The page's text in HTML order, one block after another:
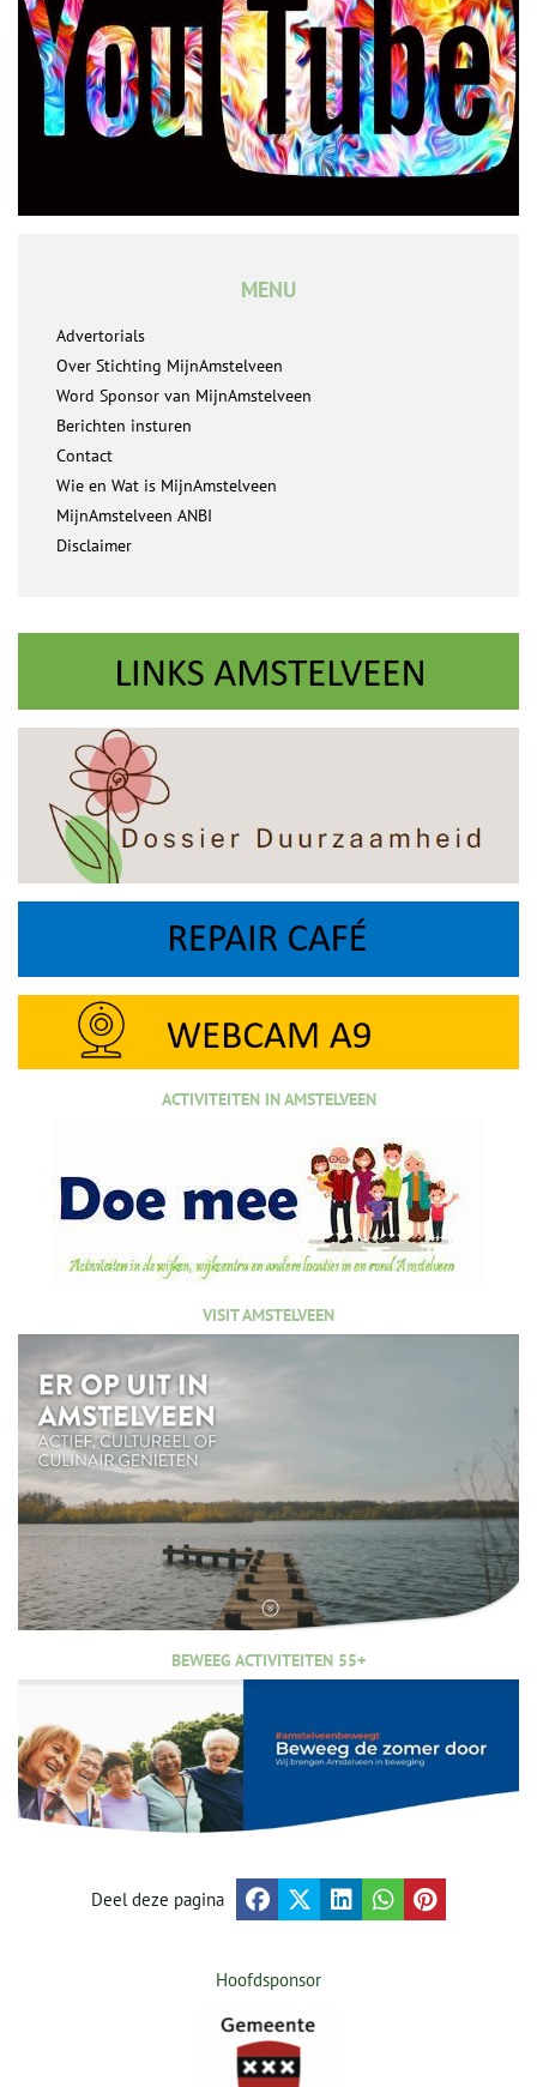
MENU
Advertorials
Over Stichting MijnAmstelveen
Word Sponsor van MijnAmstelveen
Berichten insturen
Contact
Wie en Wat is MijnAmstelveen
MijnAmstelveen ANBI
Disclaimer
ACTIVITEITEN IN AMSTELVEEN
VISIT AMSTELVEEN
BEWEEG ACTIVITEITEN 55+
Deel deze pagina
Hoofdsponsor